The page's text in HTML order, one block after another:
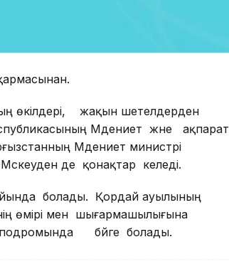
өкілдері, жақын шетелдерден
Мәдениет және ақпарат
Мәдениет министрі
де қонақтар келеді.
болады. Қордай ауылының
өмірі мен шығармашылығына
бәйге болады.